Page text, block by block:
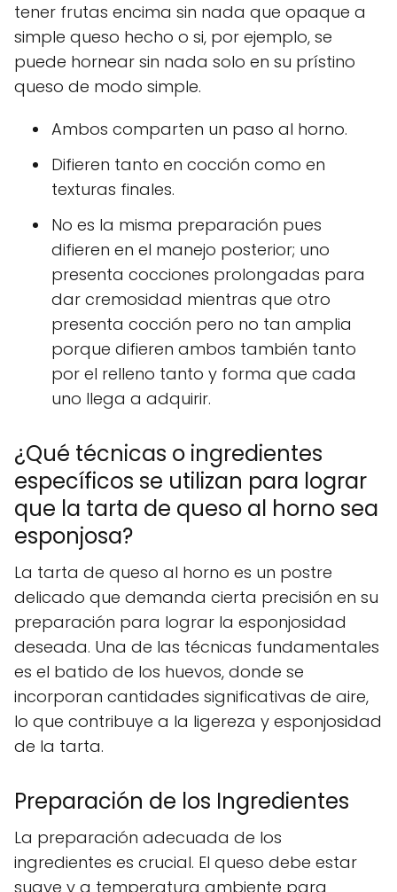
tener frutas encima sin nada que opaque a
simple queso hecho o si, por ejemplo, se
puede hornear sin nada solo en su prístino
queso de modo simple.
Ambos comparten un paso al horno.
Difieren tanto en cocción como en
texturas finales.
No es la misma preparación pues
difieren en el manejo posterior; uno
presenta cocciones prolongadas para
dar cremosidad mientras que otro
presenta cocción pero no tan amplia
porque difieren ambos también tanto
por el relleno tanto y forma que cada
uno llega a adquirir.
¿Qué técnicas o ingredientes
específicos se utilizan para lograr
que la tarta de queso al horno sea
esponjosa?
La tarta de queso al horno es un postre
delicado que demanda cierta precisión en su
preparación para lograr la esponjosidad
deseada. Una de las técnicas fundamentales
es el batido de los huevos, donde se
incorporan cantidades significativas de aire,
lo que contribuye a la ligereza y esponjosidad
de la tarta.
Preparación de los Ingredientes
La preparación adecuada de los
ingredientes es crucial. El queso debe estar
suave y a temperatura ambiente para